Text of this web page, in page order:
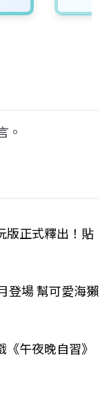
。
版正式釋出！貼
登場 幫可愛海獺
午夜晚自習》